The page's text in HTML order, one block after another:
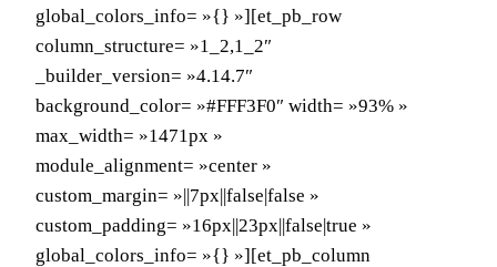
global_colors_info= »{} »][et_pb_row
column_structure= »1_2,1_2″
_builder_version= »4.14.7″
background_color= »#FFF3F0″ width= »93% »
max_width= »1471px »
module_alignment= »center »
custom_margin= »||7px||false|false »
custom_padding= »16px||23px||false|true »
global_colors_info= »{} »][et_pb_column